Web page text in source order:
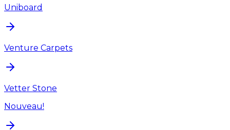
Uniboard
Venture Carpets
Vetter Stone
Nouveau!